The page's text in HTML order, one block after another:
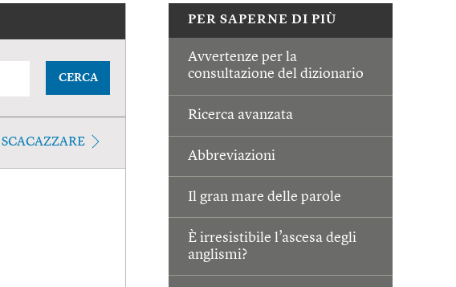
PER SAPERNE DI PIÙ
Avvertenze per la
consultazione del dizionario
Ricerca avanzata
Abbreviazioni
Il gran mare delle parole
È irresistibile l’ascesa degli
anglismi?
CERCA
SCACAZZARE